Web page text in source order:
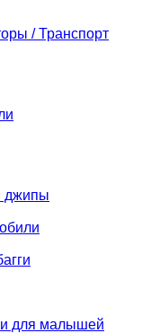
/ Транспорт
джипы
для малышей